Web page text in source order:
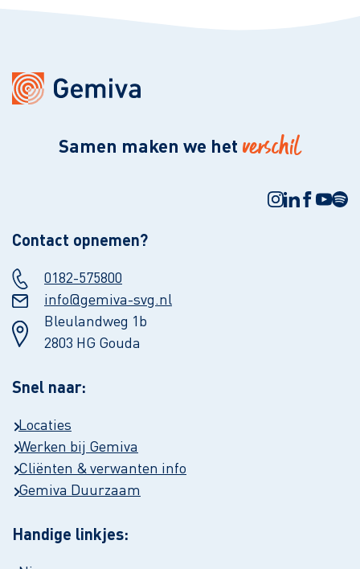
Samen maken we het verschil
Contact opnemen?
0182-575800
info@gemiva-svg.nl
Bleulandweg 1b
2803 HG Gouda
Snel naar:
Locaties
Werken bij Gemiva
Cliënten & verwanten info
Gemiva Duurzaam
Handige linkjes: